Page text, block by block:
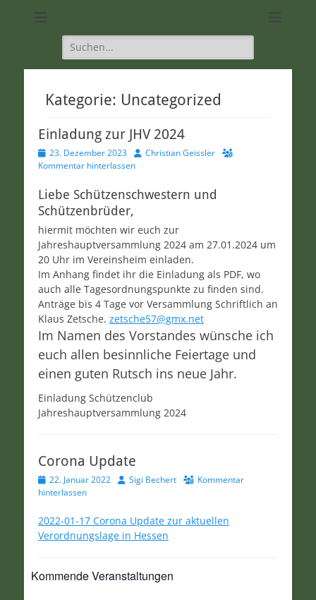
SC 1968 Klein-
Umstadt
Suchen
nach:
Kategorie: Uncategorized
Einladung zur JHV 2024
Veröffentlicht
am
23. Dezember 2023 AutorChristian Geissler
Kommentar hinterlassen
Liebe Schützenschwestern und
Schützenbrüder,
hiermit möchten wir euch zur
Jahreshauptversammlung 2024 am 27.01.2024 um
20 Uhr im Vereinsheim einladen.
Im Anhang findet ihr die Einladung als PDF, wo
auch alle Tagesordnungspunkte zu finden sind.
Anträge bis 4 Tage vor Versammlung Schriftlich an
Klaus Zetsche. zetsche57@gmx.net
Im Namen des Vorstandes wünsche ich
euch allen besinnliche Feiertage und
einen guten Rutsch ins neue Jahr.
Einladung Schützenclub
Jahreshauptversammlung 2024
Corona Update
Veröffentlicht
am
22. Januar 2022 AutorSigi Bechert
Kommentar
hinterlassen
2022-01-17 Corona Update zur aktuellen
Verordnungslage in Hessen
Kommende Veranstaltungen